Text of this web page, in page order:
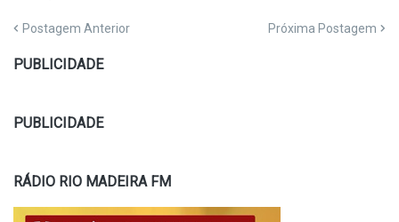
Postagem Anterior Próxima Postagem
PUBLICIDADE
PUBLICIDADE
RÁDIO RIO MADEIRA FM